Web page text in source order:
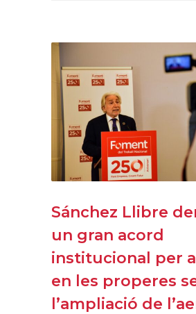
Sánchez Llibre
un gran acord
institucional per
en les properes
l’ampliació de